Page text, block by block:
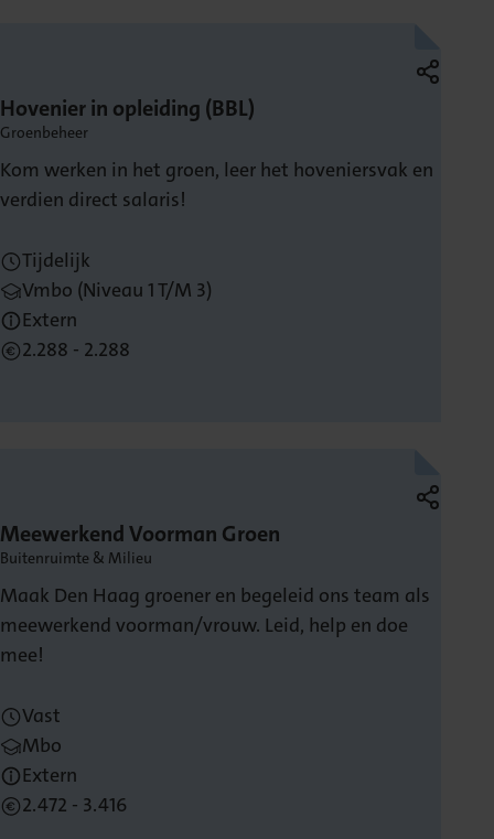
Hovenier in opleiding (BBL)
Groenbeheer
Kom werken in het groen, leer het hoveniersvak en
verdien direct salaris!
Tijdelijk
Vmbo (niveau 1 T/m 3)
Extern
2.288 - 2.288
Meewerkend Voorman Groen
Buitenruimte & Milieu
Maak Den Haag groener en begeleid ons team als
meewerkend voorman/vrouw. Leid, help en doe
mee!
Vast
Mbo
Extern
2.472 - 3.416